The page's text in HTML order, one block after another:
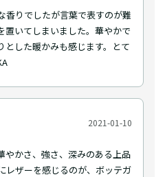
香りでしたが言葉で表すのが難
置いてしまいました。華やかで
とした暖かみも感じます。とて
2021-01-10
やかさ、強さ、深みのある上品
レザーを感じるのが、ボッテガ